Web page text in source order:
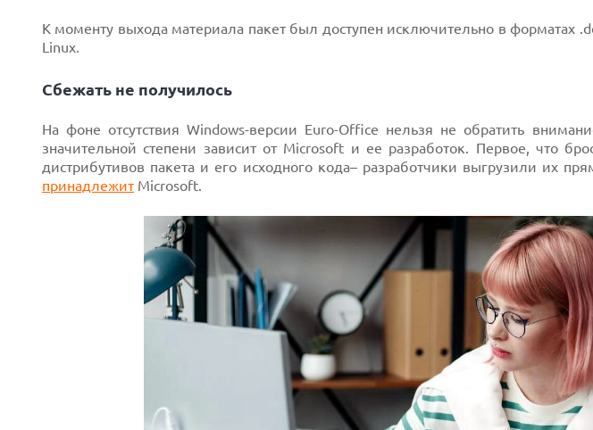
К моменту выхода материала пакет был доступен исключительно в форматах
Linux.
Сбежать не получилось
На фоне отсутствия Windows-версии Euro-Office нельзя не обратить
значительной степени зависит от Microsoft и ее разработок. Первое, что
дистрибутивов пакета и его исходного кода– разработчики выгрузили их
принадлежитMicrosoft.